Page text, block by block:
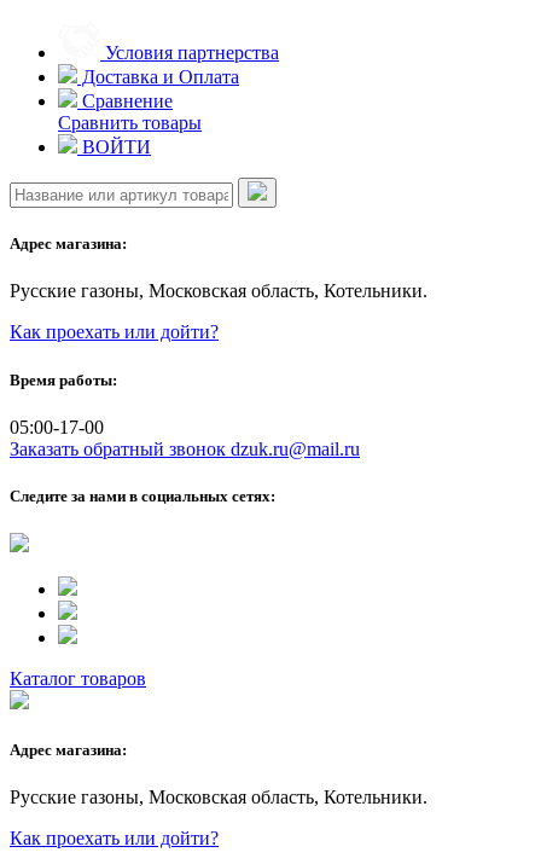
content
Условия партнерства
Доставка и Оплата
Сравнение
Сравнить товары
ВОЙТИ
Адрес магазина:
Русские газоны, Московская область, Котельники.
Как проехать или дойти?
Время работы:
05:00-17-00
Заказать обратный звонок dzuk.ru@mail.ru
Следите за нами в социальных сетях:
Каталог товаров
Адрес магазина:
Русские газоны, Московская область, Котельники.
Как проехать или дойти?